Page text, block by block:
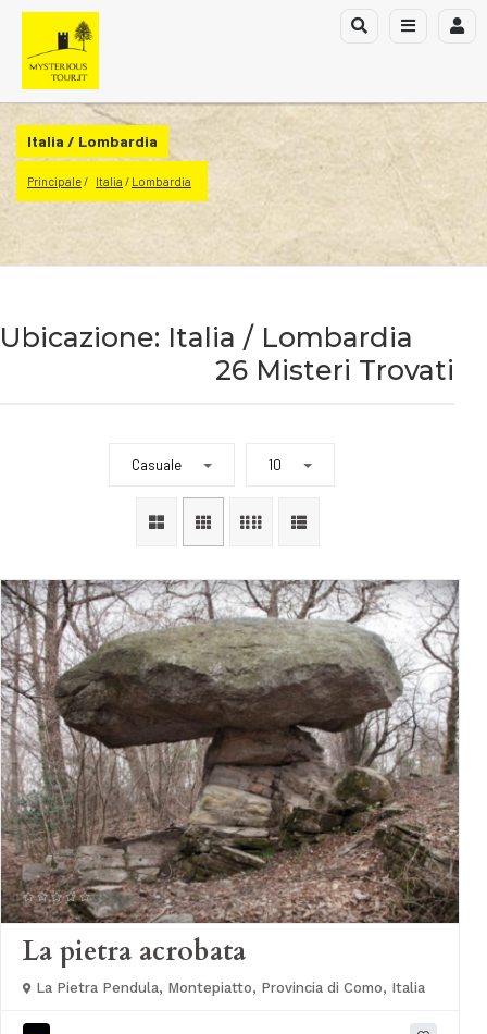
Italia / Lombardia
Principale Italia / Lombardia
Ubicazione: Italia / Lombardia
26 Misteri Trovati
Casuale 10
La pietra acrobata
La Pietra Pendula, Montepiatto, Provincia di Como, Italia